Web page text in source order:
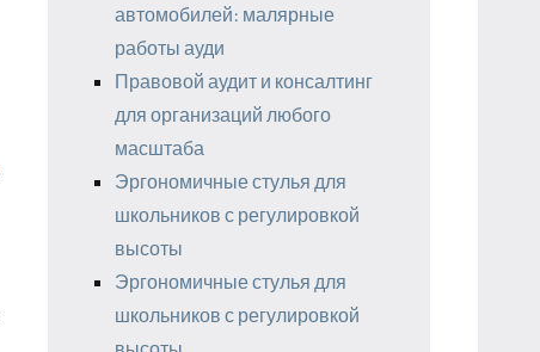
автомобилей: малярные
работы ауди
Правовой аудит и консалтинг
для организаций любого
масштаба
Эргономичные стулья для
школьников с регулировкой
высоты
Эргономичные стулья для
школьников с регулировкой